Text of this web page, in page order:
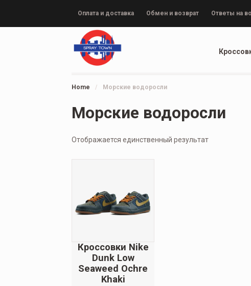
Оплата и доставка Обмен и возврат Ответы на
Home / Морские водоросли
Морские водоросли
Отображается единственный результат
Кроссовки Nike
Dunk Low
Seaweed Ochre
Khaki